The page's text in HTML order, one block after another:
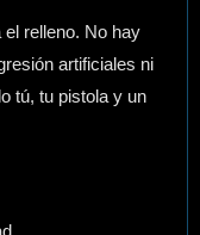
relleno. No hay
artificiales ni
tú, tu pistola y un